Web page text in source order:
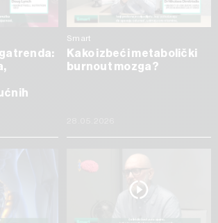
Smart
Kako izbeći metabolički
burnout mozga?